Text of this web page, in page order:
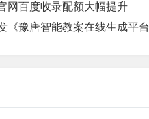
网百度收录配额大幅提升
《豫唐智能教案在线生成平